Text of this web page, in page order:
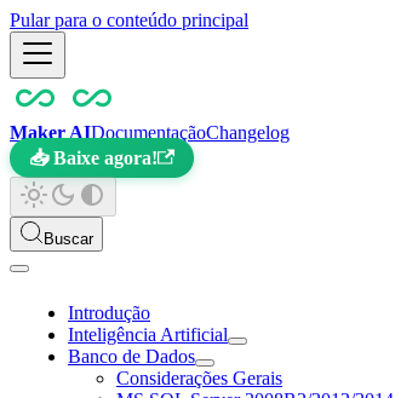
Pular para o conteúdo principal
Maker AIDocumentaçãoChangelog
📥 Baixe agora!
Buscar
Introdução
Inteligência Artificial
Banco de Dados
Considerações Gerais